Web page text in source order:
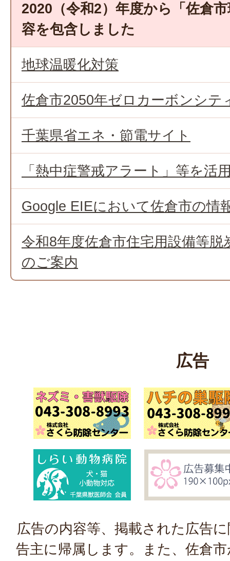
2020（令和2）年度から「佐倉
容を包含しました
地球温暖化対策
佐倉市2050年ゼロカーボンシテ
千葉県省エネ・節電サイト
「熱中症警戒アラート」等を活
Google EIEにおいて佐倉市の情
令和8年度佐倉市住宅用設備等脱
のご案内
広告
広告の内容等、掲載された広告
告主に帰属します。また、佐倉